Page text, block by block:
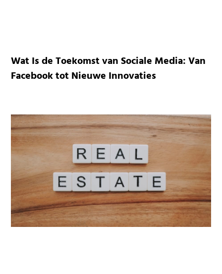
Wat Is de Toekomst van Sociale Media: Van
Facebook tot Nieuwe Innovaties